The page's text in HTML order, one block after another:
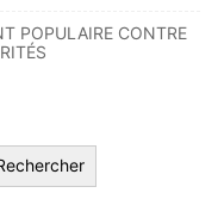
POPULAIRE CONTRE